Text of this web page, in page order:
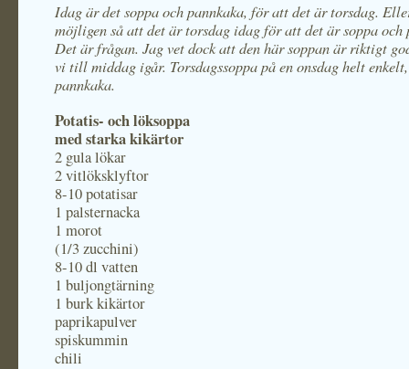
Idag är det soppa och pannkaka, för att det är torsdag.
möjligen så att det är torsdag idag för att det är soppa och
Det är frågan. Jag vet dock att den här soppan är riktigt
vi till middag igår. Torsdagssoppa på en onsdag helt
pannkaka.
Potatis- och löksoppa
med starka kikärtor
2 gula lökar
2 vitlöksklyftor
8-10 potatisar
1 palsternacka
1 morot
(1/3 zucchini)
8-10 dl vatten
1 buljongtärning
1 burk kikärtor
paprikapulver
spiskummin
chili